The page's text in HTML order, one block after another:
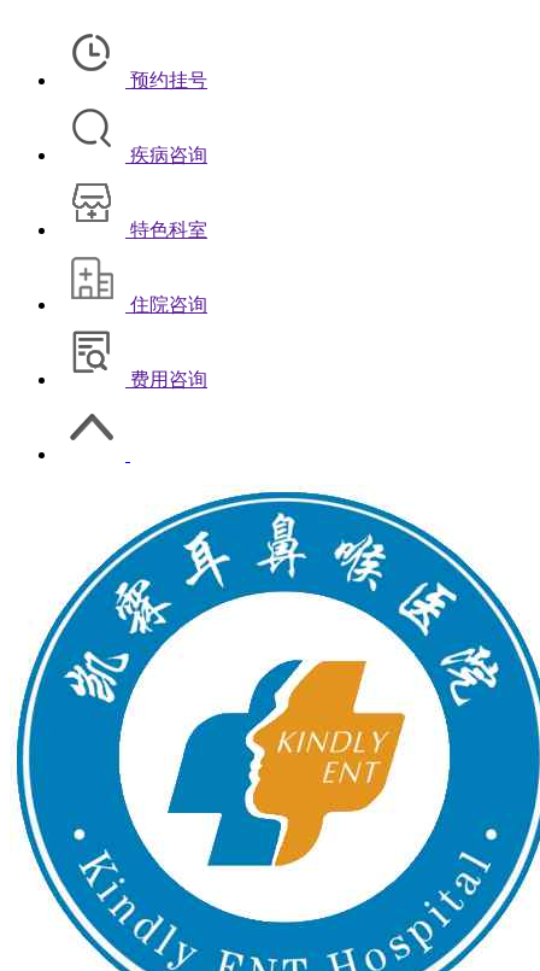
预约挂号
疾病咨询
特色科室
住院咨询
费用咨询